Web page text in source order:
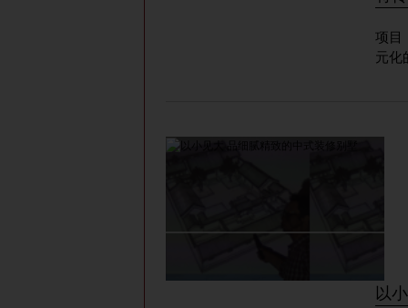
项目：悦荣
元化
以